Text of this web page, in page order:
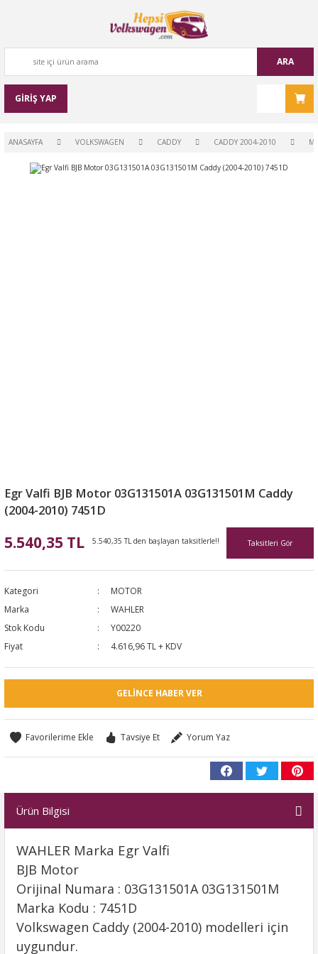
ARA
GİRİŞ YAP
ANASAYFA VOLKSWAGEN CADDY CADDY 2004-2010
Egr Valfi BJB Motor 03G131501A 03G131501M Caddy
(2004-2010) 7451D
5.540,35 TL 5.540,35 TL den başlayan taksitlerle!! Taksitleri Gör
Kategori
MOTOR
Marka
WAHLER
Stok Kodu
Y00220
Fiyat
4.616,96 TL + KDV
GELINCE HABER VER
Tavsiye Et Yorum Yaz
Ürün Bilgisi
WAHLER Marka Egr Valfi
BJB Motor
Orijinal Numara : 03G131501A 03G131501M
Marka Kodu : 7451D
Volkswagen Caddy (2004-2010) modelleri için
uygundur.